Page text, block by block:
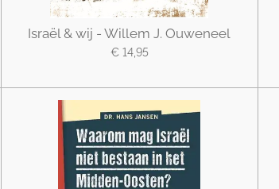
Israël & wij - Willem J. Ouweneel
€ 14,95